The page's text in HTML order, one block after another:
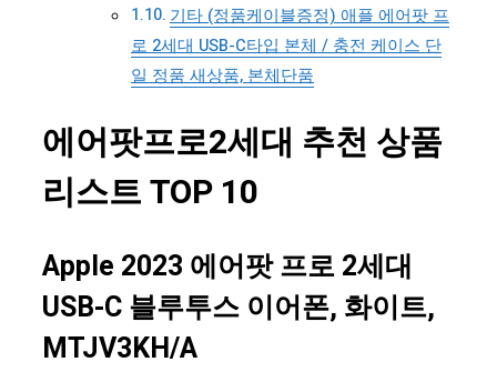
기타 (정품케이블증정) 애플 에어팟 프
로 2세대 USB-C타입 본체 / 충전 케이스 단
일 정품 새상품, 본체단품
에어팟프로2세대 추천 상품
리스트 TOP 10
Apple 2023 에어팟 프로 2세대
USB-C 블루투스 이어폰, 화이트,
MTJV3KH/A